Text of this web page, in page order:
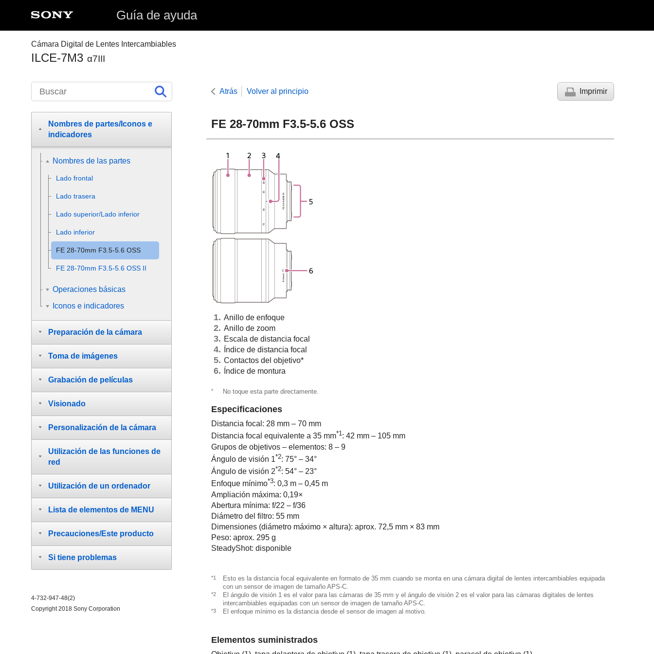
Guía de ayuda
Cámara Digital de Lentes Intercambiables
ILCE-7M3 α7III
Atrás Volver al principio Imprimir
FE 28-70mm F3.5-5.6 OSS
Anillo de enfoque
Anillo de zoom
Escala de distancia focal
Índice de distancia focal
Contactos del objetivo*
Índice de montura
* No toque esta parte directamente.
Especificaciones
Distancia focal: 28 mm – 70 mm
Distancia focal equivalente a 35 mm*1: 42 mm – 105 mm
Grupos de objetivos – elementos: 8 – 9
Ángulo de visión 1*2: 75° – 34°
Ángulo de visión 2*2: 54° – 23°
Enfoque mínimo*3: 0,3 m – 0,45 m
Ampliación máxima: 0,19×
Abertura mínima: f/22 – f/36
Diámetro del filtro: 55 mm
Dimensiones (diámetro máximo × altura): aprox. 72,5 mm × 83 mm
Peso: aprox. 295 g
SteadyShot: disponible
*1
Esto es la distancia focal equivalente en formato de 35 mm cuando se monta en una cámara digital de lentes intercambiables equipada
con un sensor de imagen de tamaño APS-C.
*2
El ángulo de visión 1 es el valor para las cámaras de 35 mm y el ángulo de visión 2 es el valor para las cámaras digitales de lentes
intercambiables equipadas con un sensor de imagen de tamaño APS-C.
*3 El enfoque mínimo es la distancia desde el sensor de imagen al motivo.
Elementos suministrados
Nombres de partes/Iconos e
indicadores
Nombres de las partes
Lado frontal
Lado trasera
Lado superior/Lado inferior
Lado inferior
FE 28-70mm F3.5-5.6 OSS
FE 28-70mm F3.5-5.6 OSS II
Operaciones básicas
Iconos e indicadores
Preparación de la cámara
Toma de imágenes
Grabación de películas
Visionado
Personalización de la cámara
Utilización de las funciones de
red
Utilización de un ordenador
Lista de elementos de MENU
Precauciones/Este producto
Si tiene problemas
4-732-947-48(2)
Copyright 2018 Sony Corporation